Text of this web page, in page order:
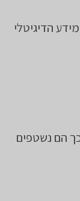
הדיגיטלי
הם נשטפים